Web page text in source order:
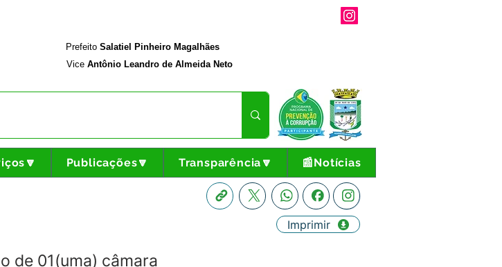
Prefeito Salatiel Pinheiro Magalhães
Vice Antônio Leandro de Almeida Neto
Publicações🔽 Transparência🔽 📰Notícias
de 01(uma) câmara
Imprimir